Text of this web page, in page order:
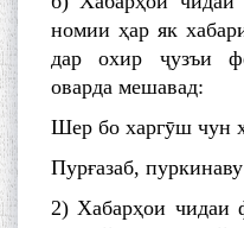
номии ҳар як
дар охир ҷузъи
оварда мешавад:
Шер бо харгӯш чун
Пурғазаб,
2) Хабарҳои чидаи